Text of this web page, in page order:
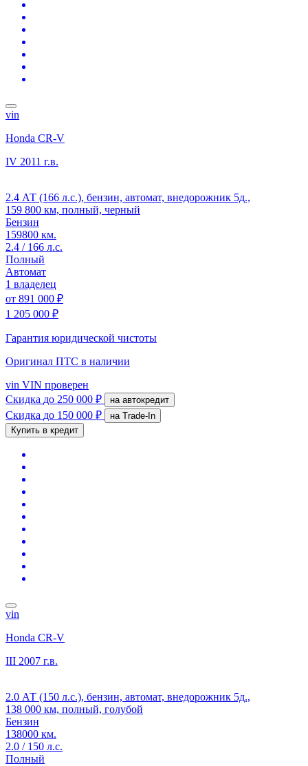
vin
Honda CR-V
IV 2011 г.в.
2.4 АТ (166 л.с.), бензин, автомат, внедорожник 5д.,
159 800 км, полный, черный
Бензин
159800 км.
2.4 / 166 л.с.
Полный
Автомат
1 владелец
от 891 000 ₽
1 205 000 ₽
Гарантия юридической чистоты
Оригинал ПТС в наличии
vin VIN проверен
Скидка до 250 000 ₽ на автокредит
Скидка до 150 000 ₽
на Trade-In
Купить в кредит
vin
Honda CR-V
III 2007 г.в.
2.0 АТ (150 л.с.), бензин, автомат, внедорожник 5д.,
138 000 км, полный, голубой
Бензин
138000 км.
2.0 / 150 л.с.
Полный